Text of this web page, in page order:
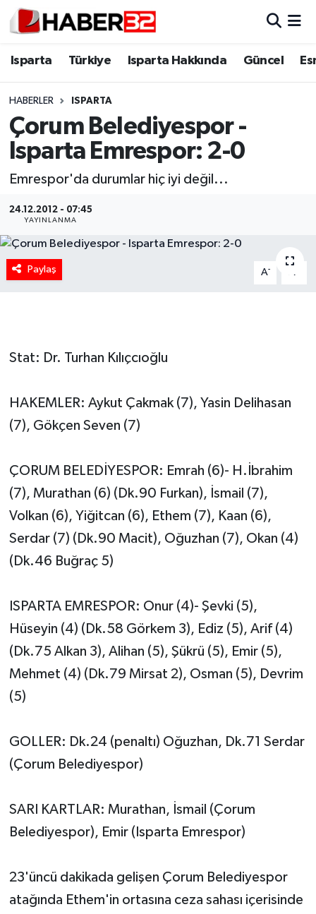
Isparta Türkiye Isparta Hakkında Güncel
HABERLER ISPARTA
Çorum Belediyespor -
Isparta Emrespor: 2-0
Emrespor'da durumlar hiç iyi değil...
24.12.2012 - 07:45
YAYINLANMA
Paylaş A- A
Stat: Dr. Turhan Kılıçcıoğlu
HAKEMLER: Aykut Çakmak (7), Yasin Delihasan
(7), Gökçen Seven (7)
ÇORUM BELEDİYESPOR: Emrah (6)- H.İbrahim
(7), Murathan (6) (Dk.90 Furkan), İsmail (7),
Volkan (6), Yiğitcan (6), Ethem (7), Kaan (6),
Serdar (7) (Dk.90 Macit), Oğuzhan (7), Okan (4)
(Dk.46 Buğraç 5)
ISPARTA EMRESPOR: Onur (4)- Şevki (5),
Hüseyin (4) (Dk.58 Görkem 3), Ediz (5), Arif (4)
(Dk.75 Alkan 3), Alihan (5), Şükrü (5), Emir (5),
Mehmet (4) (Dk.79 Mirsat 2), Osman (5), Devrim
(5)
GOLLER: Dk.24 (penaltı) Oğuzhan, Dk.71 Serdar
(Çorum Belediyespor)
SARI KARTLAR: Murathan, İsmail (Çorum
Belediyespor), Emir (Isparta Emrespor)
23'üncü dakikada gelişen Çorum Belediyespor
atağında Ethem'in ortasına ceza sahası içerisinde
Isparta
Esnaf Diyor ki;
ASAYİŞ
GENEL
KÜLTÜR SANAT
Oyun
POLİTİKA
RESMİ İLANLAR
Spor
Tarihi Yapılarımız
Türkiye
İletişim
Isparta Nöbetçi Eczaneler
Isparta Trafik Yoğunluk Haritası
Süper Lig Puan Durumu ve Fikstür
Haber Arşivi